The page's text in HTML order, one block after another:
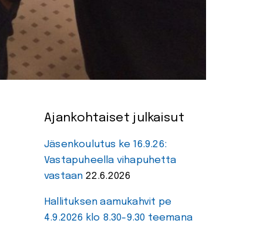
Ajankohtaiset julkaisut
Jäsenkoulutus ke 16.9.26:
Vastapuheella vihapuhetta
vastaan 22.6.2026
Hallituksen aamukahvit pe
4.9.2026 klo 8.30-9.30 teemana